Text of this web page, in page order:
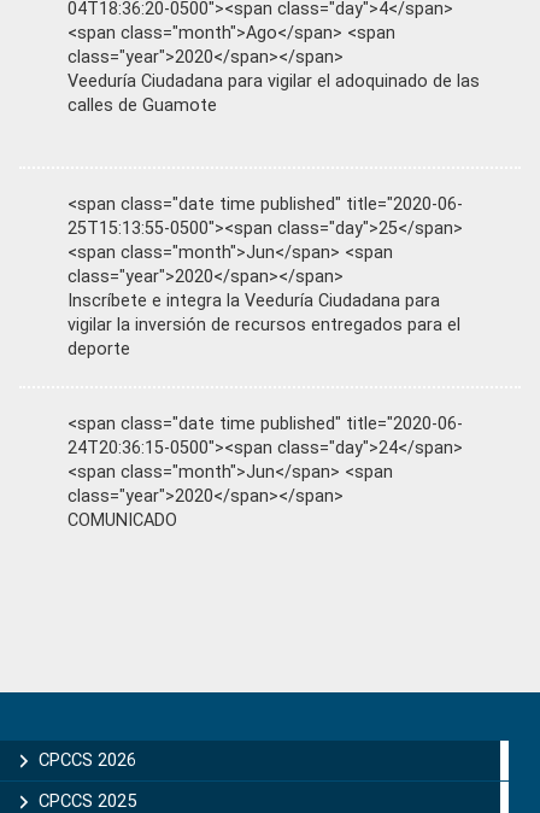
04T18:36:20-0500"><span class="day">4</span>
<span class="month">Ago</span> <span
class="year">2020</span></span>
Veeduría Ciudadana para vigilar el adoquinado de las
calles de Guamote
<span class="date time published" title="2020-06-
25T15:13:55-0500"><span class="day">25</span>
<span class="month">Jun</span> <span
class="year">2020</span></span>
Inscríbete e integra la Veeduría Ciudadana para
vigilar la inversión de recursos entregados para el
deporte
<span class="date time published" title="2020-06-
24T20:36:15-0500"><span class="day">24</span>
<span class="month">Jun</span> <span
class="year">2020</span></span>
COMUNICADO
Sidebar
CPCCS 2026
CPCCS 2025